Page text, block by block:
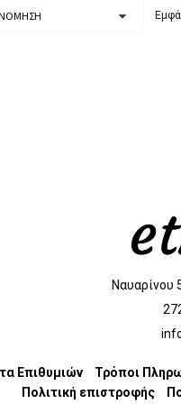
Ναυαρίνου
Επιθυμιών Τρόποι
Πολιτική επιστροφής